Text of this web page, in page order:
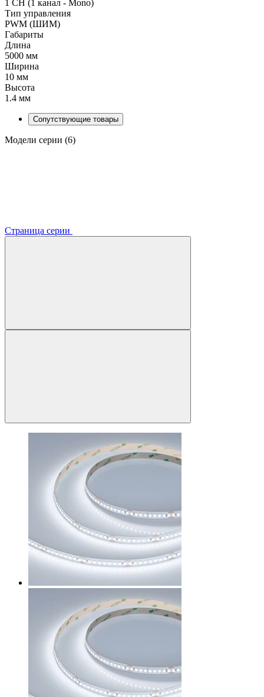
1 CH (1 канал - Mono)
Тип управления
PWM (ШИМ)
Габариты
Длина
5000 мм
Ширина
10 мм
Высота
1.4 мм
Сопутствующие товары
Модели серии (6)
Страница серии